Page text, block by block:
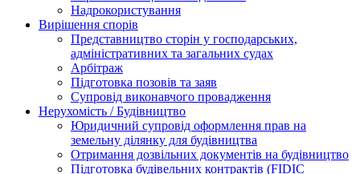
Надрокористування
Вирішення спорів
Представництво сторін у господарських,
адміністративних та загальних судах
Арбітраж
Підготовка позовів та заяв
Супровід виконавчого провадження
Нерухомість / Будівництво
Юридичний супровід оформлення прав на
земельну ділянку для будівництва
Отримання дозвільних документів на будівництво
Підготовка будівельних контрактів (FIDIC